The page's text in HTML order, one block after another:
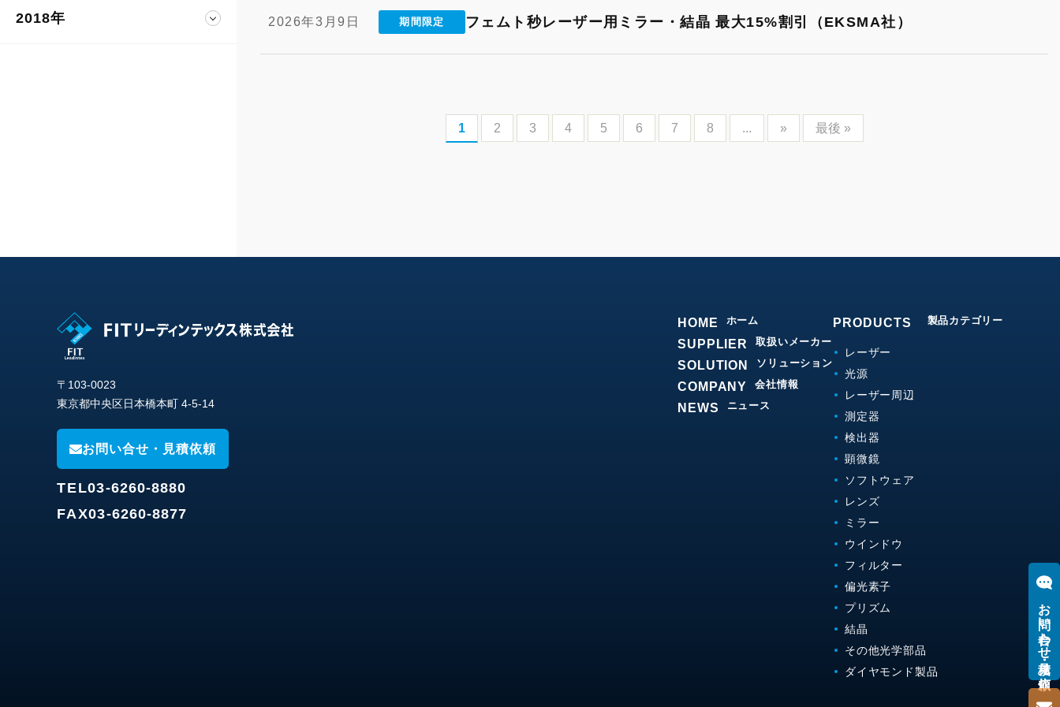
2018年 2026年3月9日 期間限定 フェムト秒レーザー用ミラー・結晶 最大15%割引（EKSMA社）
1 2 3 4 5 6 7 8 ... » 最後 »
〒103-0023
東京都中央区日本橋本町 4-5-14
お問い合せ・見積依頼
TEL03-6260-8880
FAX03-6260-8877
HOME ホーム
SUPPLIER 取扱いメーカー
SOLUTION ソリューション
COMPANY 会社情報
NEWS ニュース
PRODUCTS 製品カテゴリー
レーザー
光源
レーザー周辺
測定器
検出器
顕微鏡
ソフトウェア
レンズ
ミラー
ウインドウ
フィルター
偏光素子
プリズム
結晶
その他光学部品
ダイヤモンド製品
お問い合わせ・見積り依頼